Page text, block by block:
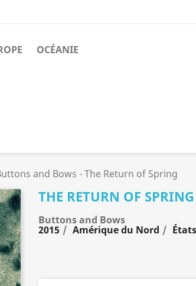
OCÉANIE
and Bows - The Return of Spring
THE RETURN OF SPRING
Buttons and Bows
2015 Amérique du Nord